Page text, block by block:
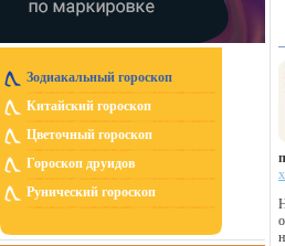
Зодиакальный гороскоп
Китайский гороскоп
Цветочный гороскоп
Гороскоп друидов
Рунический гороскоп